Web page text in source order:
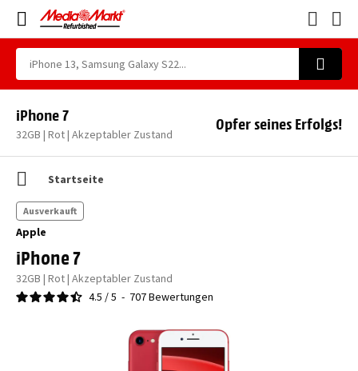
iPhone 7
32GB | Rot | Akzeptabler Zustand
Opfer seines Erfolgs!
Startseite
Apple
iPhone 7
32GB | Rot | Akzeptabler Zustand
4.5 /5 - 707Bewertungen
Ausverkauft